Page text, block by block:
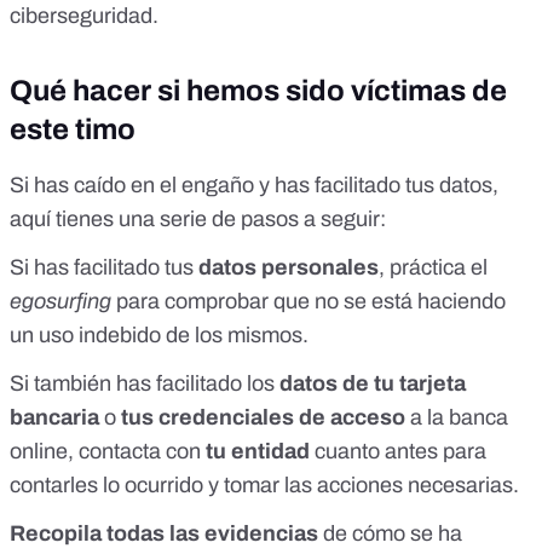
ciberseguridad.
Qué hacer si hemos sido víctimas de
este timo
Si has caído en el engaño y has facilitado tus datos,
aquí tienes una serie de pasos a seguir:
Si has facilitado tus datos personales, práctica el
egosurfing para comprobar que no se está haciendo
un uso indebido de los mismos.
Si también has facilitado los datos de tu tarjeta
bancariao tus credenciales de acceso a la banca
online, contacta con tu entidad cuanto antes para
contarles lo ocurrido y tomar las acciones necesarias.
Recopila todas las evidencias de cómo se ha